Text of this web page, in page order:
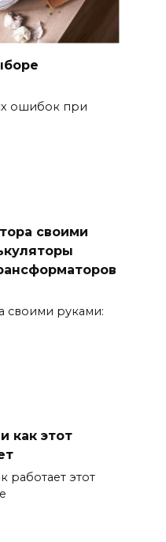
ошибок при
своими
своими руками:
как этот
работает этот